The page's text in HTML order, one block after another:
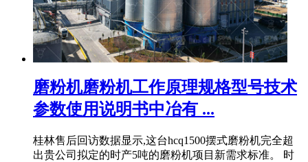
磨粉机磨粉机工作原理规格型号技术
参数使用说明书中冶有 ...
桂林售后回访数据显示,这台hcq1500摆式磨粉机完全超
出贵公司拟定的时产5吨的磨粉机项目新需求标准。 时